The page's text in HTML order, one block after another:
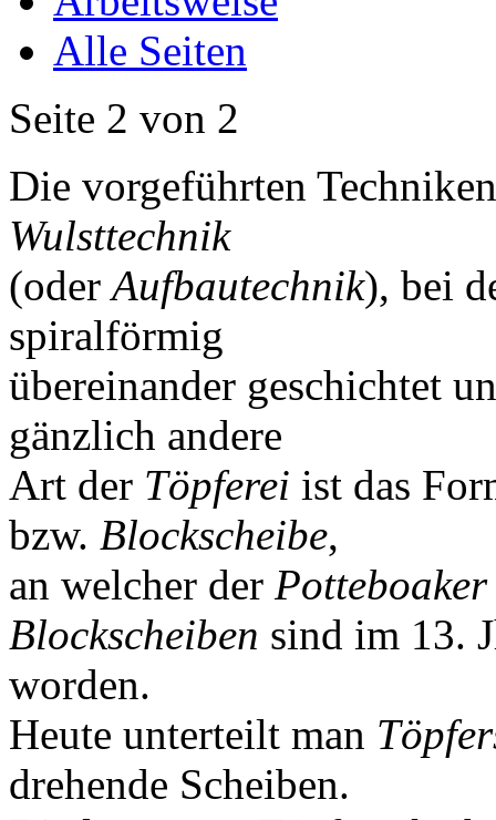
Alle Seiten
Seite 2 von 2
Die vorgeführten
Wulsttechnik
(oderAufbautechnik), bei
spiralförmig
übereinander geschichtet
gänzlich andere
Art der Töpferei ist das
bzw. Blockscheibe,
an welcher der Potteboaker
Blockscheiben sind im 13.
worden.
Heute unterteilt man
drehende Scheiben.